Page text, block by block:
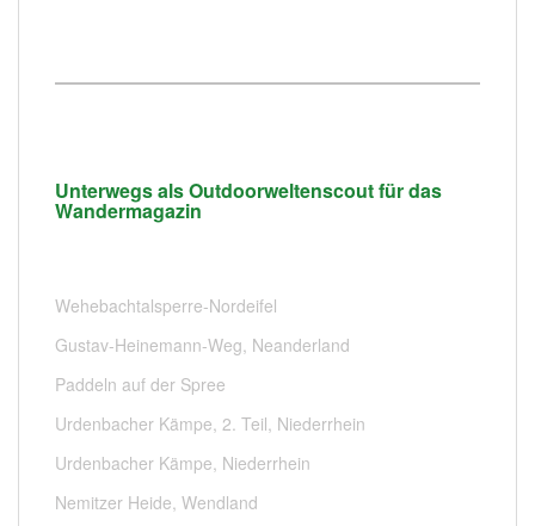
Unterwegs als Outdoorweltenscout für das
Wandermagazin
Wehebachtalsperre-Nordeifel
Gustav-Heinemann-Weg, Neanderland
Paddeln auf der Spree
Urdenbacher Kämpe, 2. Teil, Niederrhein
Urdenbacher Kämpe, Niederrhein
Nemitzer Heide, Wendland